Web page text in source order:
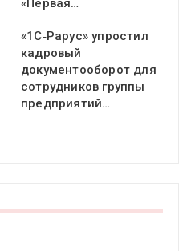
«Первая…
«1С‑Рарус» упростил
кадровый
документооборот для
сотрудников группы
предприятий…